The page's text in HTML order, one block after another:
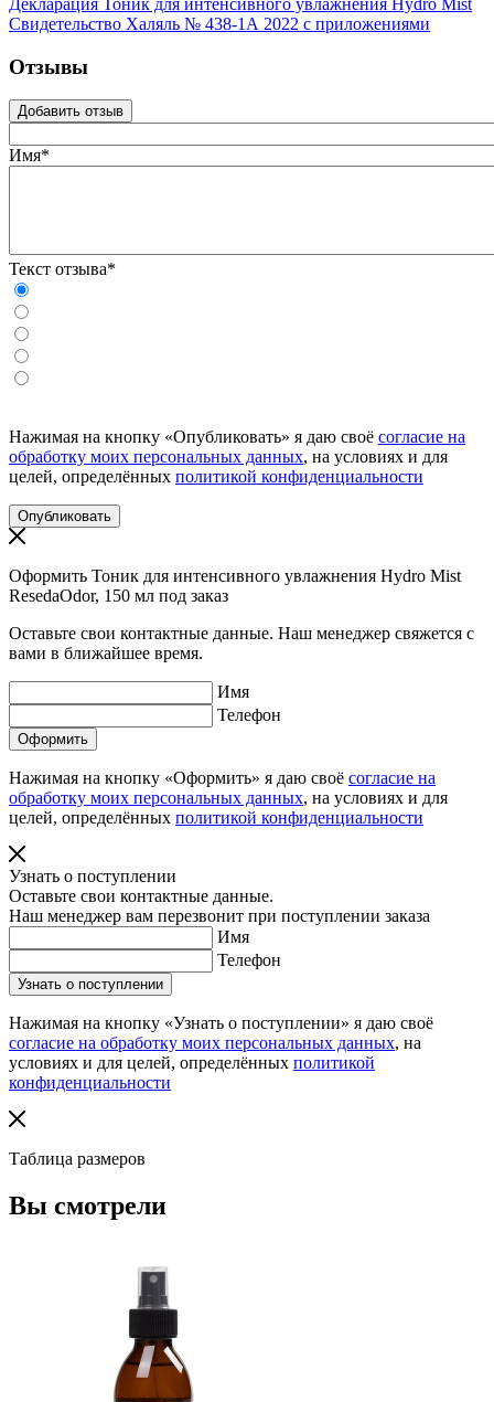
Декларация Тоник для интенсивного увлажнения Hydro Mist
Свидетельство Халяль № 438-1А 2022 с приложениями
Отзывы
Добавить отзыв
Имя*
Текст отзыва*
Нажимая на кнопку «Опубликовать» я даю своё согласие на
обработку моих персональных данных, на условиях и для
целей, определённых политикой конфиденциальности
Оформить Тоник для интенсивного увлажнения Hydro Mist
ResedaOdor, 150 мл под заказ
Оставьте свои контактные данные. Наш менеджер свяжется с
вами в ближайшее время.
Имя
Телефон
Нажимая на кнопку «Оформить» я даю своё согласие на
обработку моих персональных данных, на условиях и для
целей, определённых политикой конфиденциальности
Узнать о поступлении
Оставьте свои контактные данные.
Наш менеджер вам перезвонит при поступлении заказа
Имя
Телефон
Нажимая на кнопку «Узнать о поступлении» я даю своё
согласие на обработку моих персональных данных, на
условиях и для целей, определённых политикой
конфиденциальности
Таблица размеров
Вы смотрели